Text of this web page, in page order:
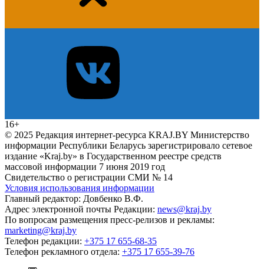
16+
© 2025 Редакция интернет-ресурса KRAJ.BY Министерство
информации Республики Беларусь зарегистрировало сетевое
издание «Kraj.by» в Государственном реестре средств
массовой информации 7 июня 2019 год
Свидетельство о регистрации СМИ № 14
Условия использования информации
Главный редактор: Довбенко В.Ф.
Адрес электронной почты Редакции: news@kraj.by
По вопросам размещения пресс-релизов и рекламы:
marketing@kraj.by
Телефон редакции: +375 17 655-68-35
Телефон рекламного отдела: +375 17 655-39-76